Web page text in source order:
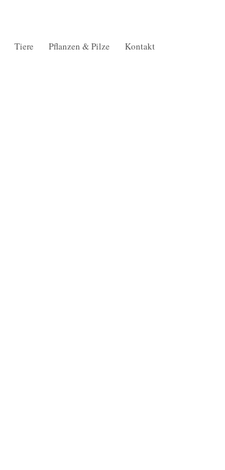
Tiere Pflanzen & Pilze Kontakt